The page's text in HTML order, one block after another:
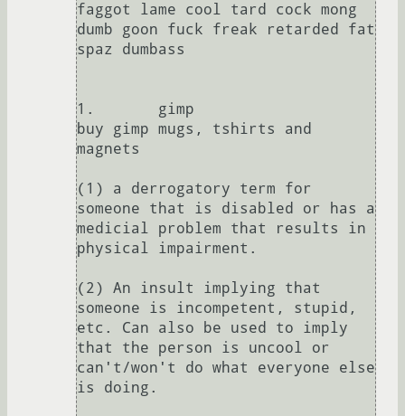
faggot lame cool tard cock mong
dumb goon fuck freak retarded fat
spaz dumbass
1.	 gimp
buy gimp mugs, tshirts and
magnets
(1) a derrogatory term for
someone that is disabled or has a
medicial problem that results in
physical impairment.
(2) An insult implying that
someone is incompetent, stupid,
etc. Can also be used to imply
that the person is uncool or
can't/won't do what everyone else
is doing.